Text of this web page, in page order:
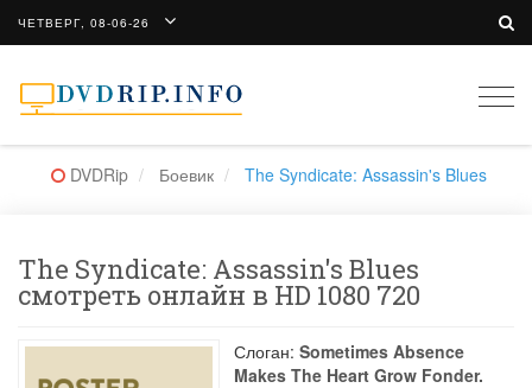
ЧЕТВЕРГ, 08-06-26
DVDRip Боевик The Syndicate: Assassin's Blues
The Syndicate: Assassin's Blues
смотреть онлайн в HD 1080 720
Слоган: Sometimes Absence
Makes The Heart Grow Fonder.